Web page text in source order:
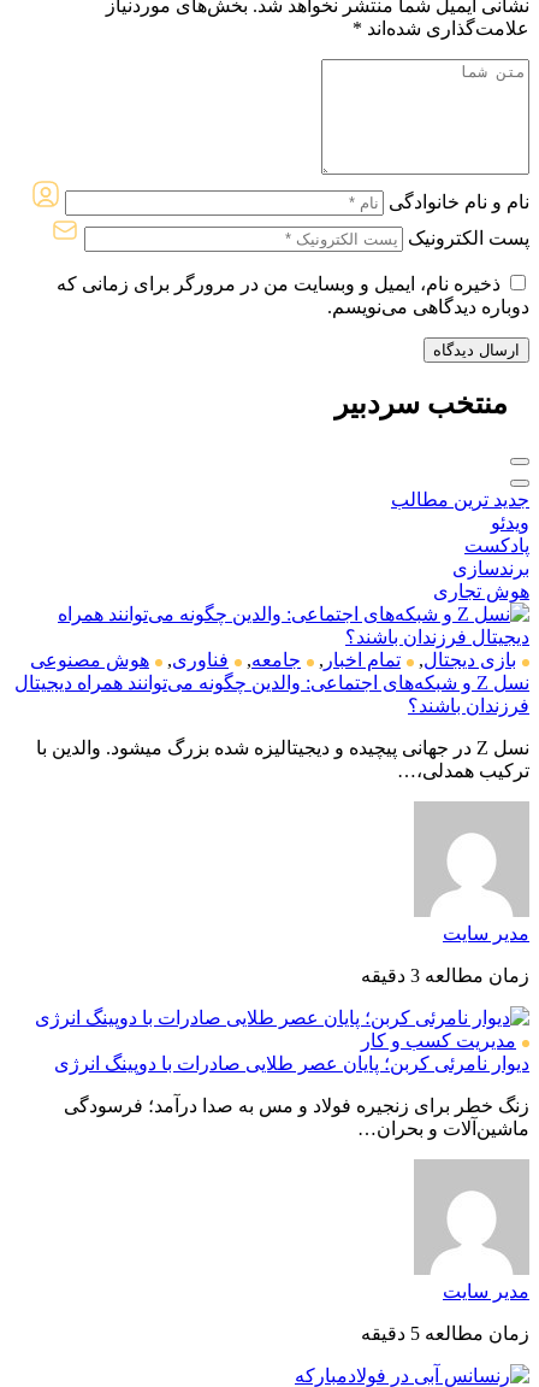
نشانی ایمیل شما منتشر نخواهد شد. بخش‌های موردنیاز
علامت‌گذاری شده‌اند *
نام و نام خانوادگی
پست الکترونیک
ذخیره نام، ایمیل و وبسایت من در مرورگر برای زمانی که
دوباره دیدگاهی می‌نویسم.
منتخب سردبیر
جدید ترین مطالب
ویدئو
پادکست
برندسازی
هوش تجاری
بازی دیجتال, تمام اخبار , جامعه, فناوری,
هوش مصنوعی
نسل Z و شبکه‌های اجتماعی: والدین چگونه می‌توانند همراه دیجیتال
فرزندان باشند؟
نسل Z در جهانی پیچیده و دیجیتالیزه شده بزرگ میشود. والدین با
ترکیب همدلی،…
مدیر سایت
زمان مطالعه 3 دقیقه
مدیریت کسب و کار
دیوار نامرئی کربن؛ پایان عصر طلایی صادرات با دوپینگ انرژی
زنگ خطر برای زنجیره فولاد و مس به صدا درآمد؛ فرسودگی
ماشین‌آلات و بحران…
مدیر سایت
زمان مطالعه 5 دقیقه